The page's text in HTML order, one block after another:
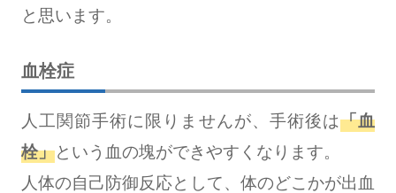
と思います。
血栓症
人工関節手術に限りませんが、手術後は「血
栓」という血の塊ができやすくなります。
人体の自己防御反応として、体のどこかが出血